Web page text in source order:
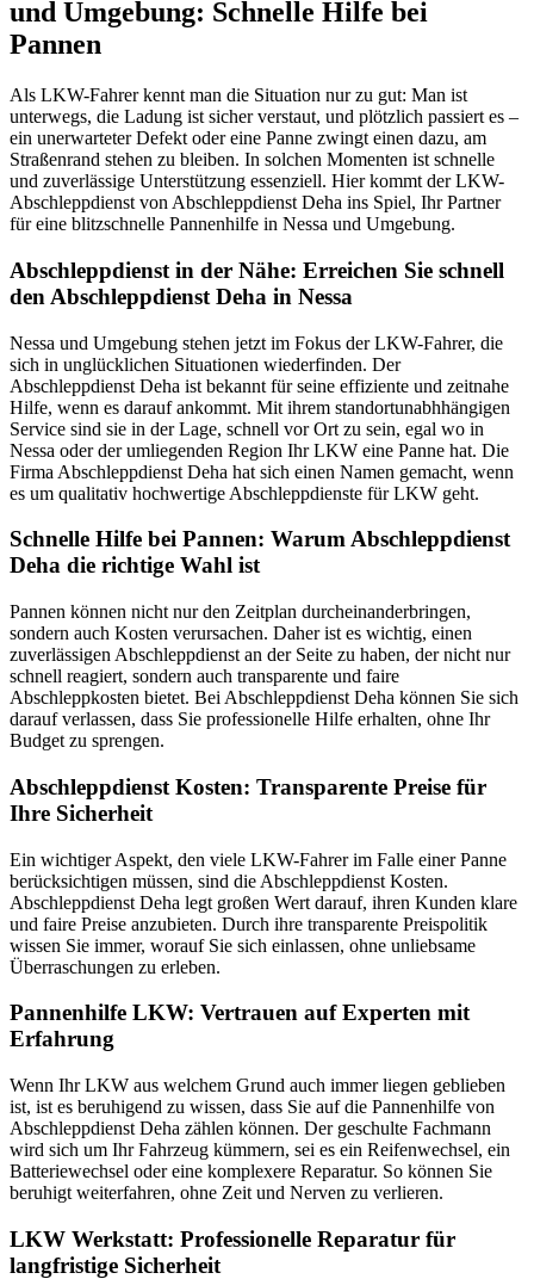
und Umgebung: Schnelle Hilfe bei
Pannen
Als LKW-Fahrer kennt man die Situation nur zu gut: Man ist
unterwegs, die Ladung ist sicher verstaut, und plötzlich passiert es –
ein unerwarteter Defekt oder eine Panne zwingt einen dazu, am
Straßenrand stehen zu bleiben. In solchen Momenten ist schnelle
und zuverlässige Unterstützung essenziell. Hier kommt der LKW-
Abschleppdienst von Abschleppdienst Deha ins Spiel, Ihr Partner
für eine blitzschnelle Pannenhilfe in Nessa und Umgebung.
Abschleppdienst in der Nähe: Erreichen Sie schnell
den Abschleppdienst Deha in Nessa
Nessa und Umgebung stehen jetzt im Fokus der LKW-Fahrer, die
sich in unglücklichen Situationen wiederfinden. Der
Abschleppdienst Deha ist bekannt für seine effiziente und zeitnahe
Hilfe, wenn es darauf ankommt. Mit ihrem standortunabhhängigen
Service sind sie in der Lage, schnell vor Ort zu sein, egal wo in
Nessa oder der umliegenden Region Ihr LKW eine Panne hat. Die
Firma Abschleppdienst Deha hat sich einen Namen gemacht, wenn
es um qualitativ hochwertige Abschleppdienste für LKW geht.
Schnelle Hilfe bei Pannen: Warum Abschleppdienst
Deha die richtige Wahl ist
Pannen können nicht nur den Zeitplan durcheinanderbringen,
sondern auch Kosten verursachen. Daher ist es wichtig, einen
zuverlässigen Abschleppdienst an der Seite zu haben, der nicht nur
schnell reagiert, sondern auch transparente und faire
Abschleppkosten bietet. Bei Abschleppdienst Deha können Sie sich
darauf verlassen, dass Sie professionelle Hilfe erhalten, ohne Ihr
Budget zu sprengen.
Abschleppdienst Kosten: Transparente Preise für
Ihre Sicherheit
Ein wichtiger Aspekt, den viele LKW-Fahrer im Falle einer Panne
berücksichtigen müssen, sind die Abschleppdienst Kosten.
Abschleppdienst Deha legt großen Wert darauf, ihren Kunden klare
und faire Preise anzubieten. Durch ihre transparente Preispolitik
wissen Sie immer, worauf Sie sich einlassen, ohne unliebsame
Überraschungen zu erleben.
Pannenhilfe LKW: Vertrauen auf Experten mit
Erfahrung
Wenn Ihr LKW aus welchem Grund auch immer liegen geblieben
ist, ist es beruhigend zu wissen, dass Sie auf die Pannenhilfe von
Abschleppdienst Deha zählen können. Der geschulte Fachmann
wird sich um Ihr Fahrzeug kümmern, sei es ein Reifenwechsel, ein
Batteriewechsel oder eine komplexere Reparatur. So können Sie
beruhigt weiterfahren, ohne Zeit und Nerven zu verlieren.
LKW Werkstatt: Professionelle Reparatur für
langfristige Sicherheit